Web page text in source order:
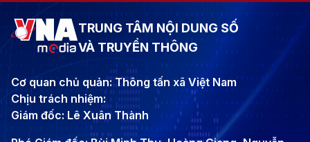
TRUNG TÂM NỘI DUNG SỐ
VÀ TRUYỀN THÔNG
Cơ quan chủ quản: Thông tấn xã Việt Nam
Chịu trách nhiệm:
Giám đốc: Lê Xuân Thành